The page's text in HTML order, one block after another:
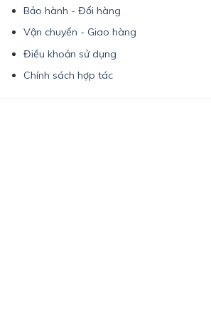
Bảo hành - Đổi hàng
Vận chuyển - Giao hàng
Điều khoản sử dụng
Chính sách hợp tác